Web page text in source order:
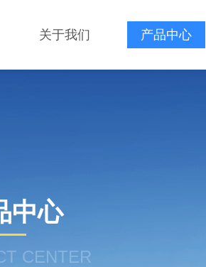
关于我们 产品中心
中心
CENTER